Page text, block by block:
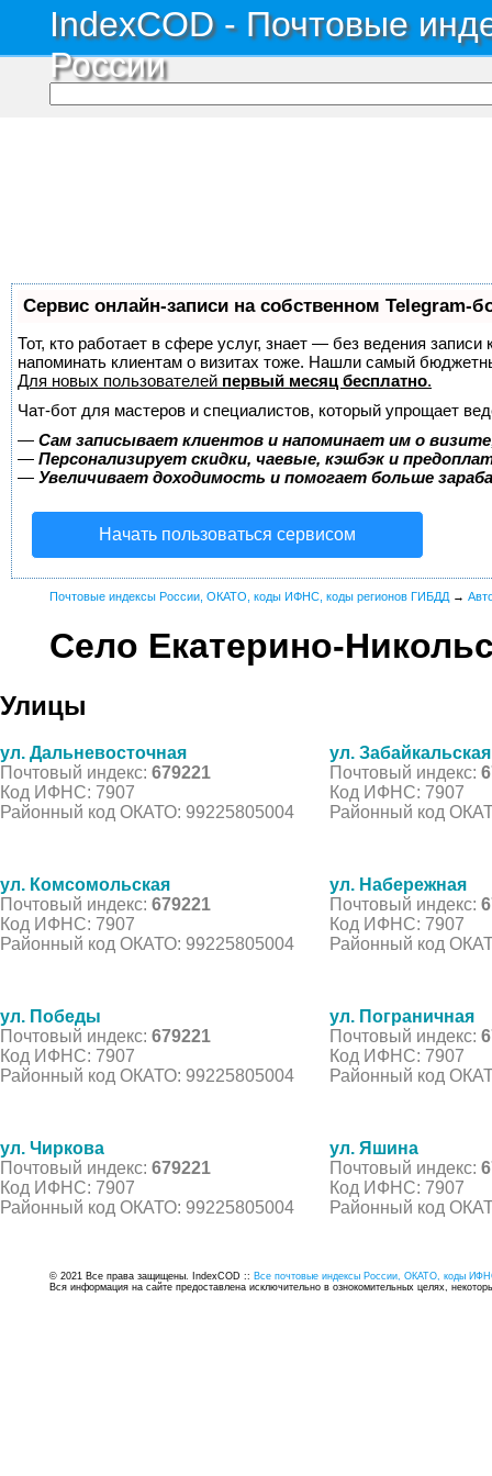
IndexCOD - Почтовые
России
Сервис онлайн-записи на собственном Telegram-
Тот, кто работает в сфере услуг, знает — без ведения
напоминать клиентам о визитах тоже. Нашли самый
Для новых пользователей первый месяц бесплатно.
Чат-бот для мастеров и специалистов, который упрощает
— Сам записывает клиентов и напоминает им о
— Персонализирует скидки, чаевые, кэшбэк и
— Увеличивает доходимость и помогает больше
Начать пользоваться сервисом
Почтовые индексы России, ОКАТО, коды ИФНС, коды регионов ГИБДД →
Село Екатерино-
Улицы
ул. Дальневосточная
Почтовый индекс: 679221
Код ИФНС: 7907
Районный код ОКАТО: 99225805004
ул. Забайкальская
Почтовый индекс:
Код ИФНС: 7907
Районный код
ул. Комсомольская
Почтовый индекс: 679221
Код ИФНС: 7907
Районный код ОКАТО: 99225805004
ул. Набережная
Почтовый индекс:
Код ИФНС: 7907
Районный код
ул. Победы
Почтовый индекс: 679221
Код ИФНС: 7907
Районный код ОКАТО: 99225805004
ул. Пограничная
Почтовый индекс:
Код ИФНС: 7907
Районный код
ул. Чиркова
Почтовый индекс: 679221
Код ИФНС: 7907
Районный код ОКАТО: 99225805004
ул. Яшина
Почтовый индекс:
Код ИФНС: 7907
Районный код
© 2021 Все права защищены. IndexCOD :: Все почтовые индексы России, ОКАТО, коды
Вся информация на сайте предоставлена исключительно в ознокомительных целях,